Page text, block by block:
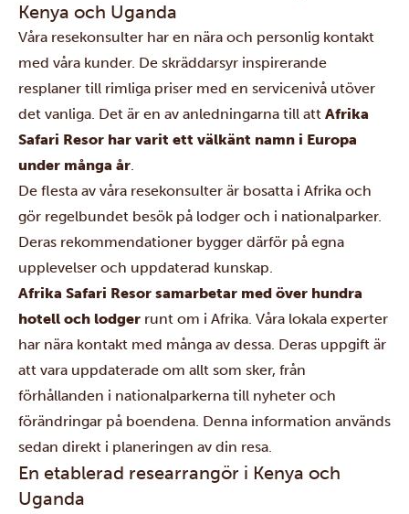
Kenya och Uganda
Våra resekonsulter har en nära och personlig kontakt
med våra kunder. De skräddarsyr inspirerande
resplaner till rimliga priser med en servicenivå utöver
det vanliga. Det är en av anledningarna till att Afrika
Safari Resor har varit ett välkänt namn i Europa
under många år.
De flesta av våra resekonsulter är bosatta i Afrika och
gör regelbundet besök på lodger och i nationalparker.
Deras rekommendationer bygger därför på egna
upplevelser och uppdaterad kunskap.
Afrika Safari Resor samarbetar med över hundra
hotell och lodger runt om i Afrika. Våra lokala experter
har nära kontakt med många av dessa. Deras uppgift är
att vara uppdaterade om allt som sker, från
förhållanden i nationalparkerna till nyheter och
förändringar på boendena. Denna information används
sedan direkt i planeringen av din resa.
En etablerad researrangör i Kenya och
Uganda